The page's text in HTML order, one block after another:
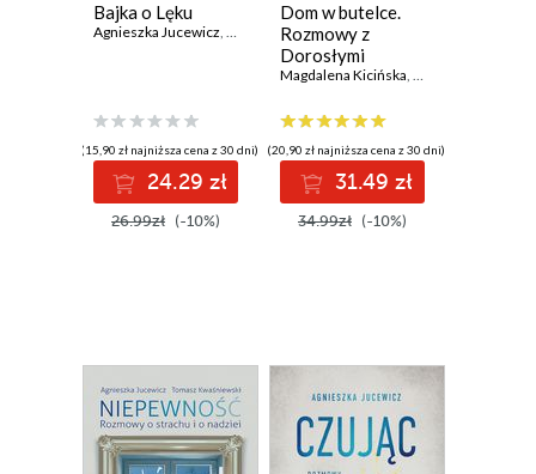
Bajka o Lęku
Agnieszka Jucewicz, Marianna Sztyma (ilustratorka)
(15,90 zł najniższa cena z 30 dni)
24.29 zł
26.99zł (-10%)
Dom w butelce.
Rozmowy z
Dorosłymi
Dziećmi
Magdalena Kicińska, Agnieszka
(20,90 zł najniższa cena z 30 dni)
31.49 zł
34.99zł (-10%)